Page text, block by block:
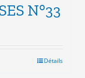
N°33
Détails